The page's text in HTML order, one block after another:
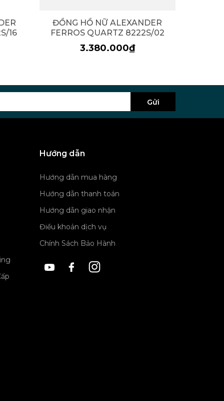
16
ĐỒNG HỒ NỮ ALEXANDER
FERROS QUARTZ 8222S/02
3.380.000₫
Gửi
Hướng dẫn
Hướng dẫn mua hàng
Hướng dẫn thanh toán
Hướng dẫn giao nhận
Điều khoản dịch vụ
Chính Sách Bảo Hành